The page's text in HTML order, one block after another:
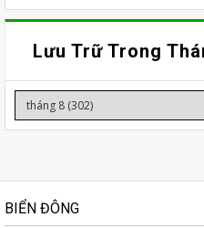
Lưu Trữ Trong
BIỂN ĐÔNG